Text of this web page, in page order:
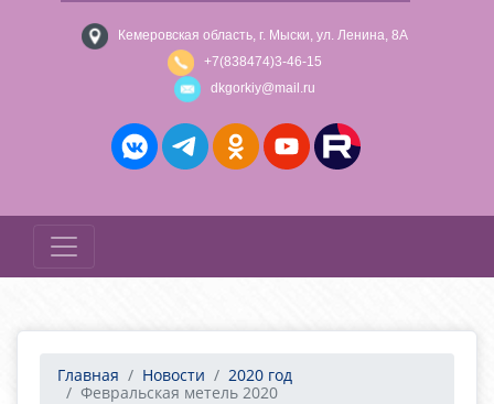
Кемеровская область, г. Мыски, ул. Ленина, 8А
+7(838474)3-46-15
dkgorkiy@mail.ru
Главная Новости
2020 год
Февральская метель 2020